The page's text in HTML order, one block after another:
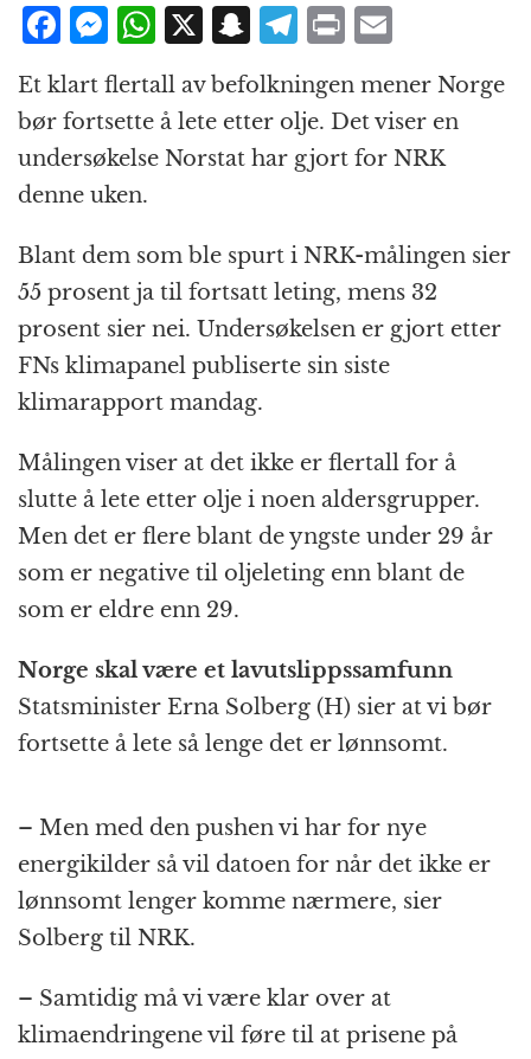
F
a
c
e
b
o
o
k
M
e
ss
e
n
g
e
r
W
h
at
s
A
p
X S
n
a
p
c
at
T
el
e
g
r
m
P
n
t
ai
l
Et klart flertall av befolkningen mener Norge
bør fortsette å lete etter olje. Det viser en
undersøkelse Norstat har gjort for NRK
denne uken.
Blant dem som ble spurt i NRK-målingen sier
55 prosent ja til fortsatt leting, mens 32
prosent sier nei. Undersøkelsen er gjort etter
FNs klimapanel publiserte sin siste
klimarapport mandag.
Målingen viser at det ikke er flertall for å
slutte å lete etter olje i noen aldersgrupper.
Men det er flere blant de yngste under 29 år
som er negative til oljeleting enn blant de
som er eldre enn 29.
Norge skal være et lavutslippssamfunn
Statsminister Erna Solberg (H) sier at vi bør
fortsette å lete så lenge det er lønnsomt.
– Men med den pushen vi har for nye
energikilder så vil datoen for når det ikke er
lønnsomt lenger komme nærmere, sier
Solberg til NRK.
– Samtidig må vi være klar over at
klimaendringene vil føre til at prisene på